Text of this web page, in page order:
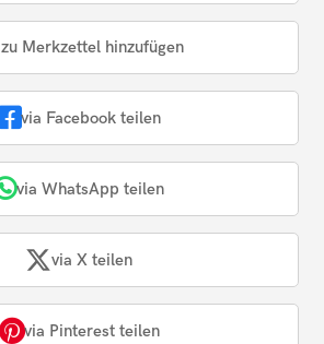
zu Merkzettel hinzufügen
via Facebook teilen
via WhatsApp teilen
via X teilen
via Pinterest teilen